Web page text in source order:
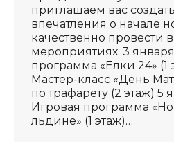
приглашаем вас
впечатления о начале
качественно провести
мероприятиях. 3
программа «Елки 24» (1
Мастер-класс «День
по трафарету (2 этаж) 5
Игровая программа
льдине» (1 этаж)…